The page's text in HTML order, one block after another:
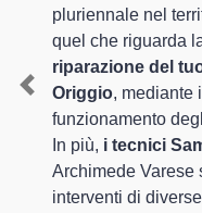
pluriennale nel
quel che riguarda
riparazione del
Origgio, mediante
funzionamento
In più, i tecnici
Archimede Varese
interventi di
Previous